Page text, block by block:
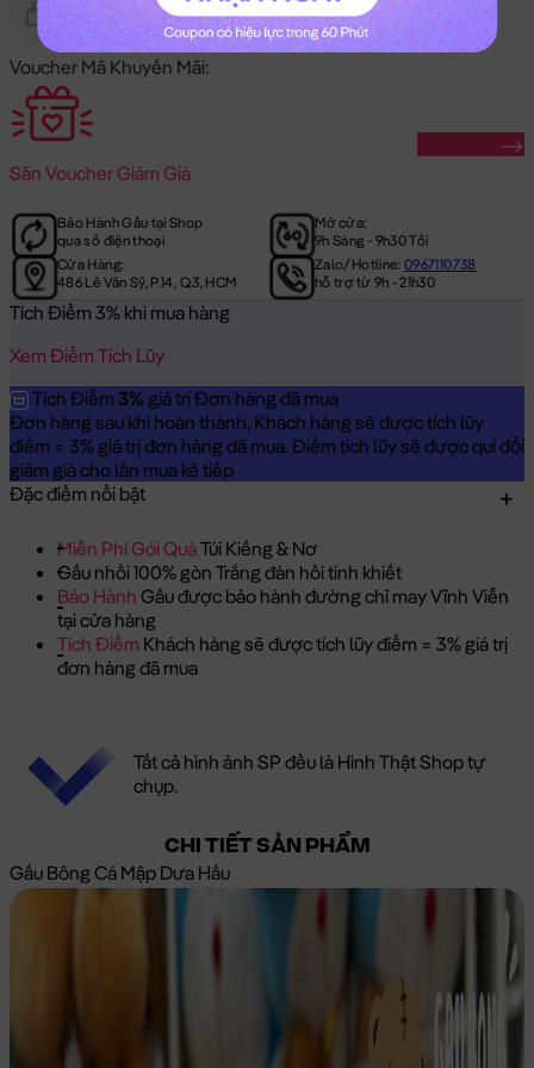
Gửi Tặng Hết Hàng
Voucher Mã Khuyến Mãi:
Săn Voucher Giảm Giá
Bảo Hành Gấu tại Shop
qua số điện thoại
Mở cửa:
9h Sáng - 9h30 Tối
Cửa Hàng:
486 Lê Văn Sỹ, P.14, Q.3, HCM
Zalo/Hotline:0967110738
hỗ trợ từ 9h - 21h30
Tích Điểm 3% khi mua hàng
Xem Điểm Tích Lũy
Tích Điểm 3% giá trị Đơn hàng đã mua
Đơn hàng sau khi hoàn thành, Khách hàng sẽ được tích lũy
điểm = 3% giá trị đơn hàng đã mua. Điểm tích lũy sẽ được qui đổi
giảm giá cho lần mua kế tiếp
Đặc điểm nổi bật
Miễn Phí Gói QuàTúi Kiếng & Nơ
Gấu nhồi 100% gòn Trắng đàn hồi tinh khiết
Bảo Hành Gấu được bảo hành đường chỉ may Vĩnh Viễn
tại cửa hàng
Tích Điểm Khách hàng sẽ được tích lũy điểm = 3% giá trị
đơn hàng đã mua
Tất cả hình ảnh SP đều là Hình Thật Shop tự
chụp.
CHI TIẾT SẢN PHẨM
Gấu Bông Cá Mập Dưa Hấu